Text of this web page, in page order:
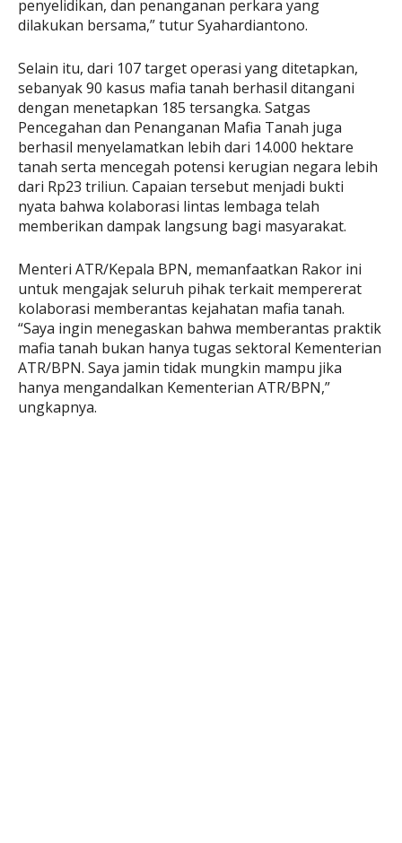
penyelidikan, dan penanganan perkara yang
dilakukan bersama,” tutur Syahardiantono.
Selain itu, dari 107 target operasi yang ditetapkan,
sebanyak 90 kasus mafia tanah berhasil ditangani
dengan menetapkan 185 tersangka. Satgas
Pencegahan dan Penanganan Mafia Tanah juga
berhasil menyelamatkan lebih dari 14.000 hektare
tanah serta mencegah potensi kerugian negara lebih
dari Rp23 triliun. Capaian tersebut menjadi bukti
nyata bahwa kolaborasi lintas lembaga telah
memberikan dampak langsung bagi masyarakat.
Menteri ATR/Kepala BPN, memanfaatkan Rakor ini
untuk mengajak seluruh pihak terkait mempererat
kolaborasi memberantas kejahatan mafia tanah.
“Saya ingin menegaskan bahwa memberantas praktik
mafia tanah bukan hanya tugas sektoral Kementerian
ATR/BPN. Saya jamin tidak mungkin mampu jika
hanya mengandalkan Kementerian ATR/BPN,”
ungkapnya.